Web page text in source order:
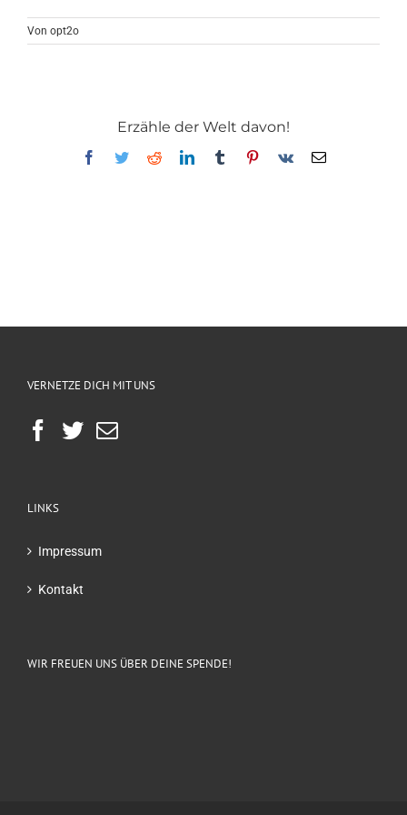
Von opt2o
Erzähle der Welt davon!
Facebook
TwitterRedditLinkedInTumblrPinterest
Vk
E-
VERNETZE DICH MIT UNS
LINKS
Impressum
Kontakt
WIR FREUEN UNS ÜBER DEINE SPENDE!